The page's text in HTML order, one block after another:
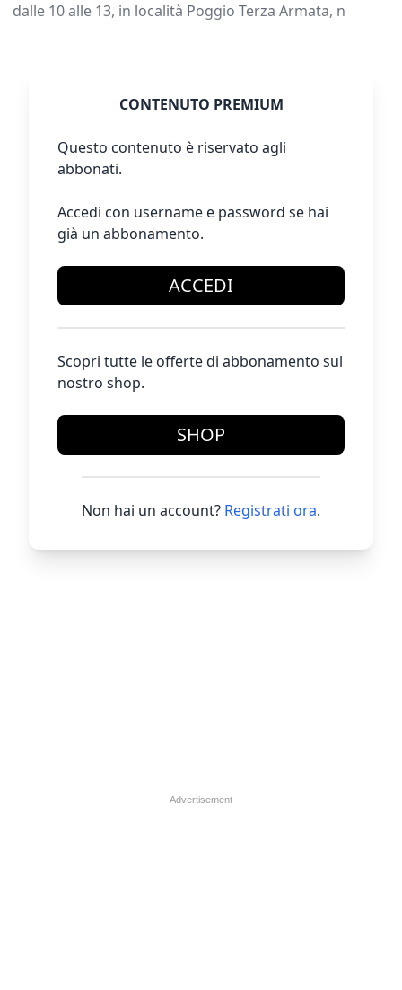
dalle 10 alle 13, in località Poggio Terza Armata, n
CONTENUTO PREMIUM
Questo contenuto è riservato agli
abbonati.
Accedi con username e password se hai
già un abbonamento.
ACCEDI
Scopri tutte le offerte di abbonamento sul
nostro shop.
SHOP
Non hai un account? Registrati ora.